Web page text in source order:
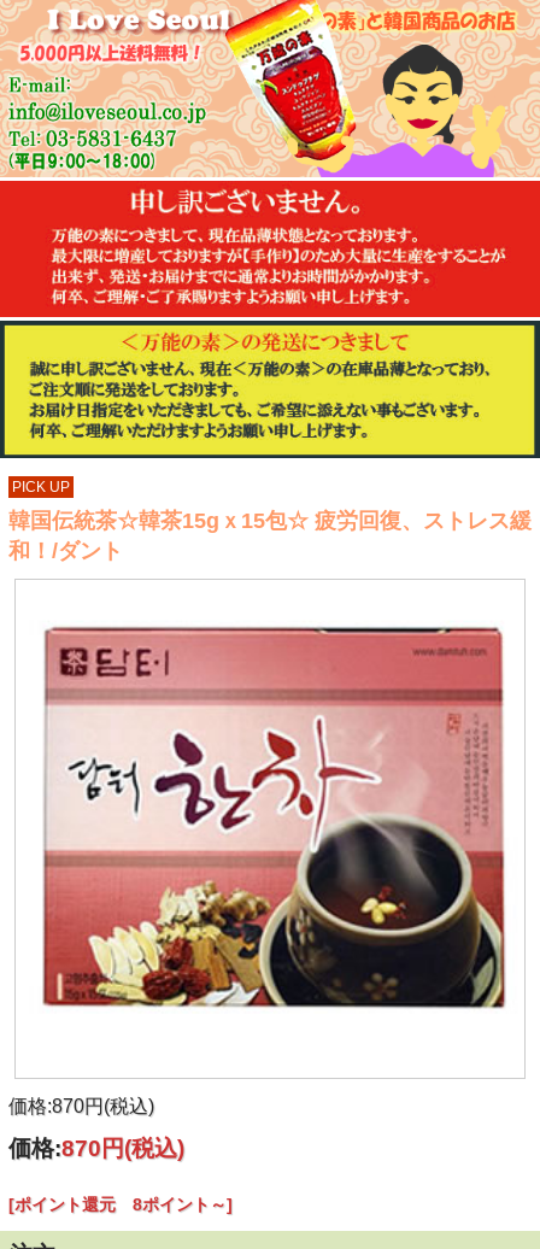
PICK UP
韓国伝統茶☆韓茶15gｘ15包☆ 疲労回復、ストレス緩
和！/ダント
価格:870円(税込)
価格:870円(税込)
[ポイント還元 8ポイント～]